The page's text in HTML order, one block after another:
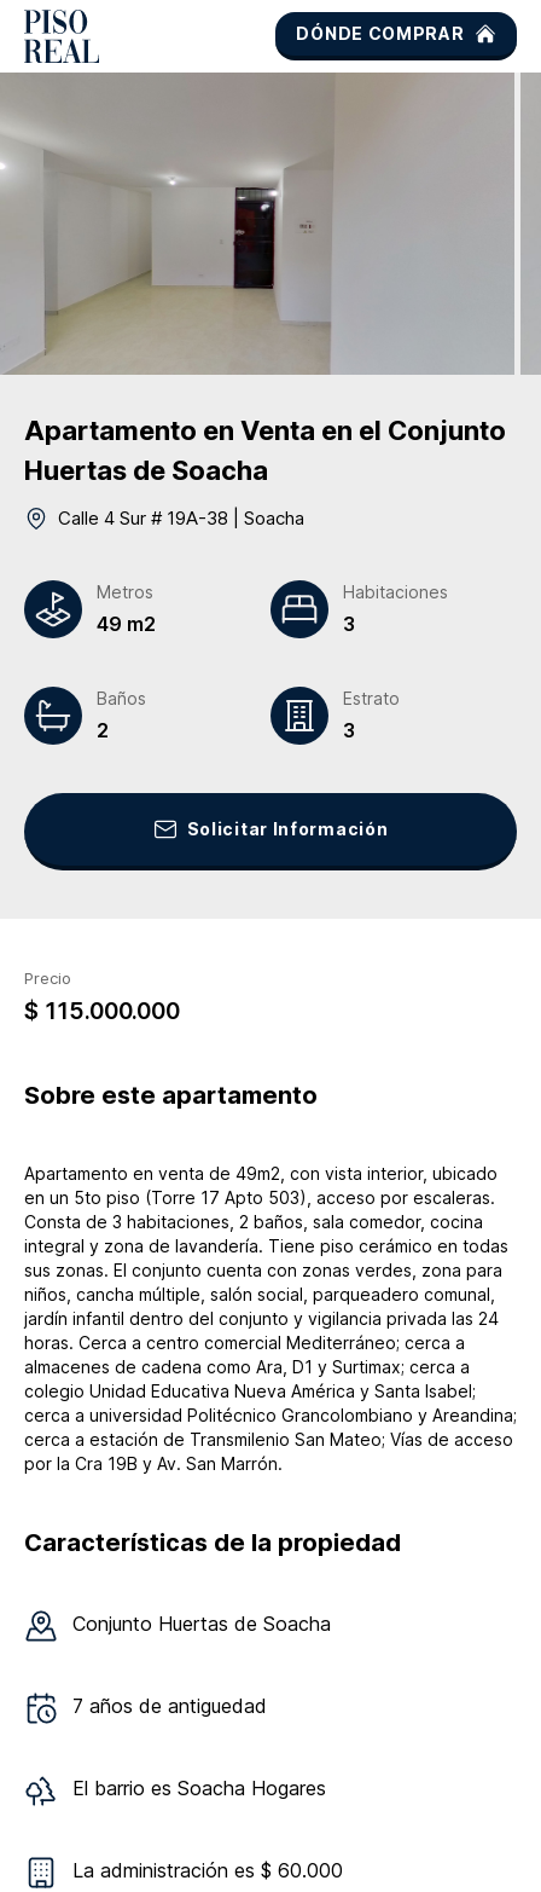
DÓNDE COMPRAR
Apartamento en Venta en el Conjunto
Huertas de Soacha
Calle 4 Sur # 19A-38 Soacha
Metros
49 m2
Habitaciones
3
Baños
2
Estrato
3
Solicitar Información
Precio
$ 115.000.000
Sobre este apartamento
Apartamento en venta de 49m2, con vista interior, ubicado
en un 5to piso (Torre 17 Apto 503), acceso por escaleras.
Consta de 3 habitaciones, 2 baños, sala comedor, cocina
integral y zona de lavandería. Tiene piso cerámico en todas
sus zonas. El conjunto cuenta con zonas verdes, zona para
niños, cancha múltiple, salón social, parqueadero comunal,
jardín infantil dentro del conjunto y vigilancia privada las 24
horas. Cerca a centro comercial Mediterráneo; cerca a
almacenes de cadena como Ara, D1 y Surtimax; cerca a
colegio Unidad Educativa Nueva América y Santa Isabel;
cerca a universidad Politécnico Grancolombiano y Areandina;
cerca a estación de Transmilenio San Mateo; Vías de acceso
por la Cra 19B y Av. San Marrón.
Características de la propiedad
Conjunto Huertas de Soacha
7 años de antiguedad
El barrio es Soacha Hogares
La administración es $ 60.000